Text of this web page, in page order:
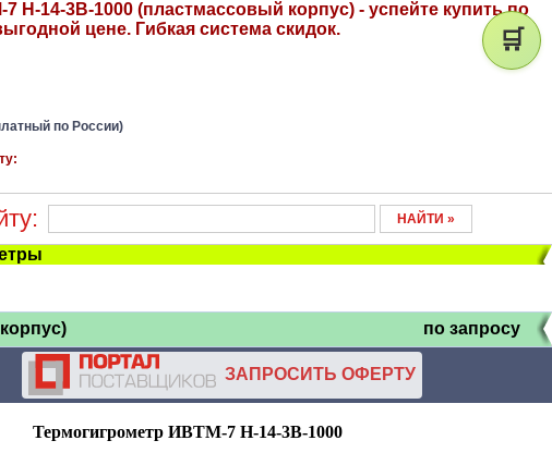
Н-14-3В-1000 (пластмассовый корпус) - успейте купить по
цене. Гибкая система скидок.
по России)
по запросу
ЗАПРОСИТЬ ОФЕРТУ
Термогигрометр ИВТМ-7 Н-14-3В-1000
🛒